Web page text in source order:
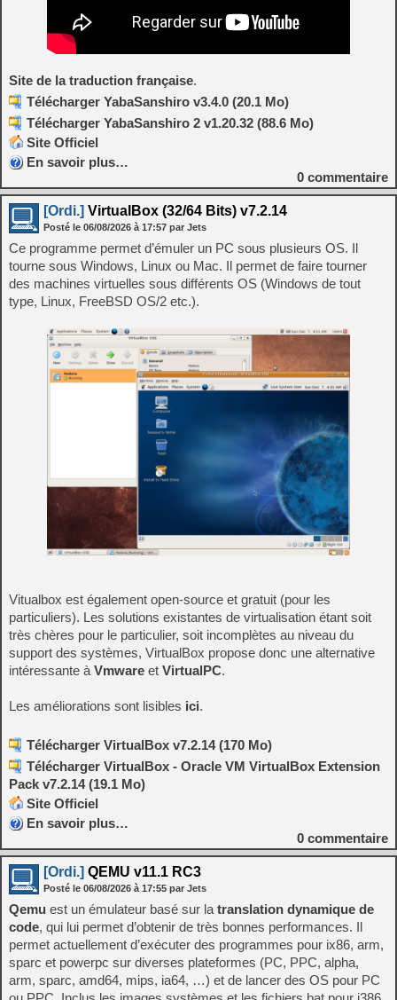
Site de la traduction française.
Télécharger YabaSanshiro v3.4.0 (20.1 Mo)
Télécharger YabaSanshiro 2 v1.20.32 (88.6 Mo)
Site Officiel
En savoir plus…
0 commentaire
[Ordi.] VirtualBox (32/64 Bits) v7.2.14
Posté le 06/08/2026 à 17:57 par Jets
Ce programme permet d’émuler un PC sous plusieurs OS. Il
tourne sous Windows, Linux ou Mac. Il permet de faire tourner
des machines virtuelles sous différents OS (Windows de tout
type, Linux, FreeBSD OS/2 etc.).
Vitualbox est également open-source et gratuit (pour les
particuliers). Les solutions existantes de virtualisation étant soit
très chères pour le particulier, soit incomplètes au niveau du
support des systèmes, VirtualBox propose donc une alternative
intéressante à Vmware et VirtualPC.
Les améliorations sont lisibles ici.
Télécharger VirtualBox v7.2.14 (170 Mo)
Télécharger VirtualBox - Oracle VM VirtualBox Extension
Pack v7.2.14 (19.1 Mo)
Site Officiel
En savoir plus…
0 commentaire
[Ordi.] QEMU v11.1 RC3
Posté le 06/08/2026 à 17:55 par Jets
Qemu est un émulateur basé sur la translation dynamique de
code, qui lui permet d’obtenir de très bonnes performances. Il
permet actuellement d’exécuter des programmes pour ix86, arm,
sparc et powerpc sur diverses plateformes (PC, PPC, alpha,
arm, sparc, amd64, mips, ia64, …) et de lancer des OS pour PC